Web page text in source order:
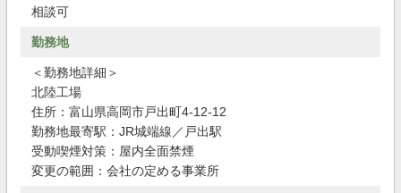
相談可
勤務地
＜勤務地詳細＞
北陸工場
住所：富山県高岡市戸出町4-12-12
勤務地最寄駅：JR城端線／戸出駅
受動喫煙対策：屋内全面禁煙
変更の範囲：会社の定める事業所